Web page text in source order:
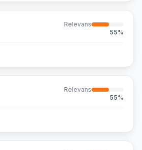
Relevans
55%
Relevans
55%